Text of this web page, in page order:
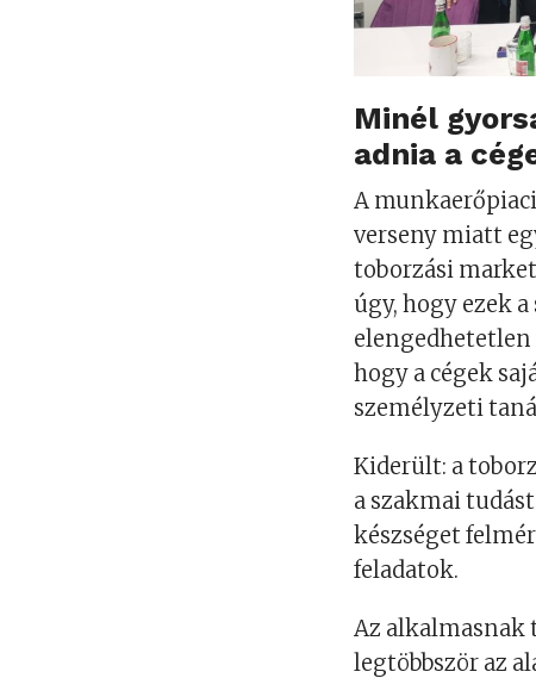
Minél
adnia a cé
A
verseny miatt
toborzási
úgy, hogy ezek
elengedhetetlen
hogy a cégek
személyzeti
Kiderült: a
a szakmai
készséget
feladatok.
Az alkalmasnak
legtöbbször az